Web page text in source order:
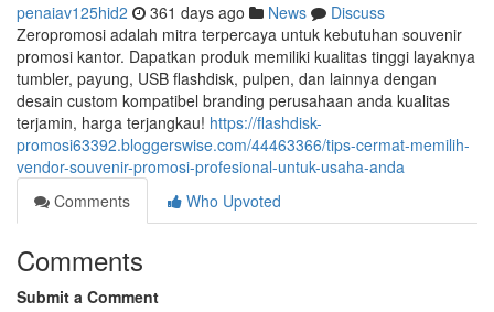
penaiav125hid2 361 days ago News
Discuss
Zeropromosi adalah mitra terpercaya untuk kebutuhan souvenir
promosi kantor. Dapatkan produk memiliki kualitas tinggi layaknya
tumbler, payung, USB flashdisk, pulpen, dan lainnya dengan
desain custom kompatibel branding perusahaan anda kualitas
terjamin, harga terjangkau! https://flashdisk-
promosi63392.bloggerswise.com/44463366/tips-cermat-memilih-
vendor-souvenir-promosi-profesional-untuk-usaha-anda
Comments
Who Upvoted
Comments
Submit a Comment